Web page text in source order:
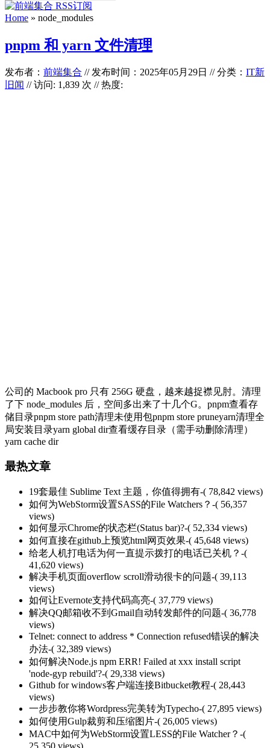
Home » node_modules
pnpm 和 yarn 文件清理
发布者： 前端集合 //发布时间：2025年05月29日 //分类： IT新
旧闻 // 访问: 1,839 次 // 热度:
公司的 Macbook pro 只有 256G 硬盘，越来越捉襟见肘。清理
了下 node_modules 后，空间多出来了十几个G。pnpm查看存
储目录pnpm store path清理未使用包pnpm store pruneyarn清理全
局安装目录yarn global dir查看缓存目录（需手动删除清理）
yarn cache dir
最热文章
19套最佳 Sublime Text 主题，你值得拥有-( 78,842 views)
如何为WebStorm设置SASS的File Watchers？ -( 56,357
views)
如何显示Chrome的状态栏(Status bar)?-( 52,334 views)
如何直接在github上预览html网页效果-( 45,648 views)
给老人机打电话为何一直提示拨打的电话已关机？ -(
41,620 views)
解决手机页面overflow scroll滑动很卡的问题-( 39,113
views)
如何让Evernote支持代码高亮-( 37,779 views)
解决QQ邮箱收不到Gmail自动转发邮件的问题-( 36,778
views)
Telnet: connect to address * Connection refused错误的解决
办法-( 32,389 views)
如何解决Node.js npm ERR! Failed at xxx install script
'node-gyp rebuild'?-( 29,338 views)
Github for windows客户端连接Bitbucket教程-( 28,443
views)
一步步教你将Wordpress完美转为Typecho-( 27,895 views)
如何使用Gulp裁剪和压缩图片-( 26,005 views)
MAC中如何为WebStorm设置LESS的File Watcher？ -(
25,350 views)